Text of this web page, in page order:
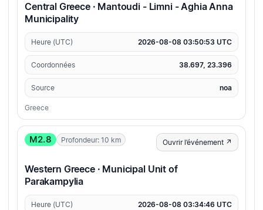
Central Greece · Mantoudi - Limni - Aghia Anna
Municipality
Heure (UTC) 2026-08-08 03:50:53 UTC
Coordonnées 38.697, 23.396
Source noa
Greece
M2.8 Profondeur: 10 km Ouvrir l’événement ↗
Western Greece · Municipal Unit of
Parakampylia
Heure (UTC) 2026-08-08 03:34:46 UTC